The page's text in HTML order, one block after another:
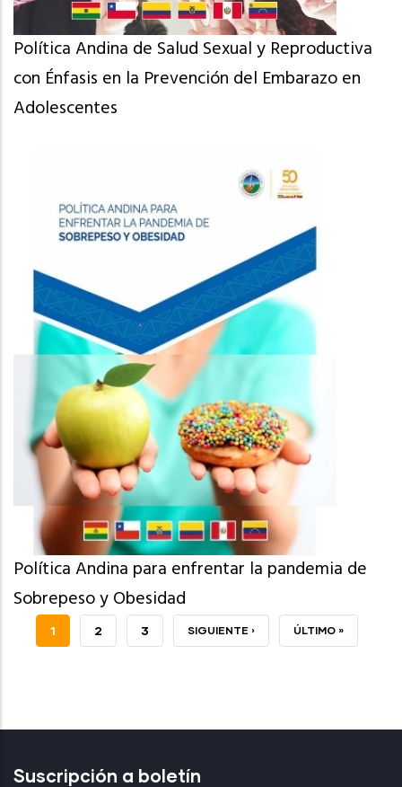
Política Andina de Salud Sexual y Reproductiva
con Énfasis en la Prevención del Embarazo en
Adolescentes
Política Andina para enfrentar la pandemia de
Sobrepeso y Obesidad
PÁGINA
1 PAGE
2 PAGE
3 SIGUIENTE
SIGUIENTE › ÚLTIMA
ÚLTIMO »
Suscripción a boletín